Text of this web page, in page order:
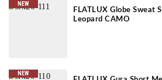
NEW
FLATLUX Globe Sweat
Leopard CAMO
NEW